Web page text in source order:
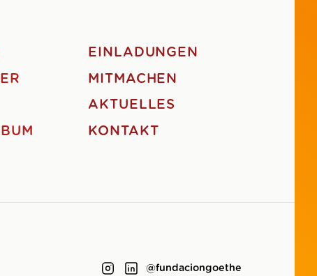
EINLADUNGEN
MITMACHEN
AKTUELLES
KONTAKT
@fundaciongoethe